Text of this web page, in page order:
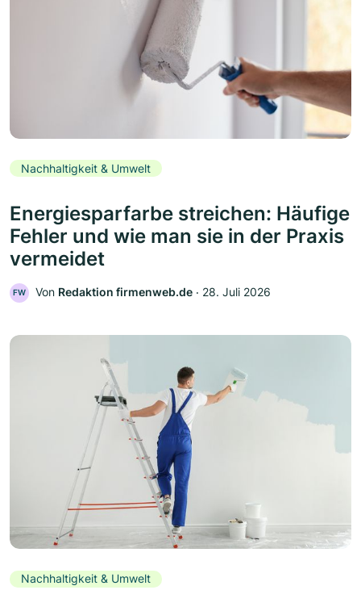
Nachhaltigkeit & Umwelt
Energiesparfarbe streichen: Häufige
Fehler und wie man sie in der Praxis
vermeidet
FW Von Redaktion firmenweb.de ‧ 28. Juli 2026
Nachhaltigkeit & Umwelt